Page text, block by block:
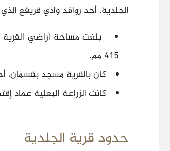
الجلدية، أحد روافد وادي قريقع
415 مم.
كان بالقرية مسجد بقسمان،
كانت الزراعة البعلية عماد
حدود قرية الجلدية